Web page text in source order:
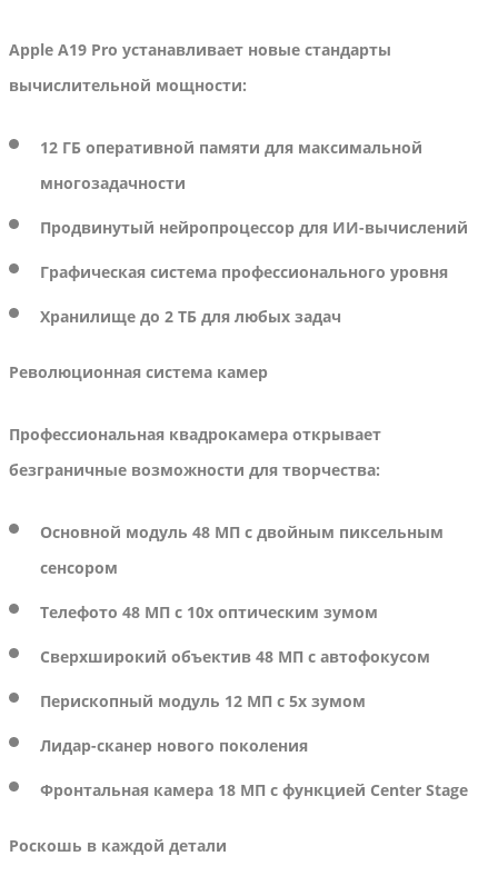
Apple A19 Pro устанавливает новые стандарты
вычислительной мощности:
12 ГБ оперативной памяти для максимальной
многозадачности
Продвинутый нейропроцессор для ИИ-вычислений
Графическая система профессионального уровня
Хранилище до 2 ТБ для любых задач
Революционная система камер
Профессиональная квадрокамера открывает
безграничные возможности для творчества:
Основной модуль 48 МП с двойным пиксельным
сенсором
Телефото 48 МП с 10x оптическим зумом
Сверхширокий объектив 48 МП с автофокусом
Перископный модуль 12 МП с 5x зумом
Лидар-сканер нового поколения
Фронтальная камера 18 МП с функцией Center Stage
Роскошь в каждой детали